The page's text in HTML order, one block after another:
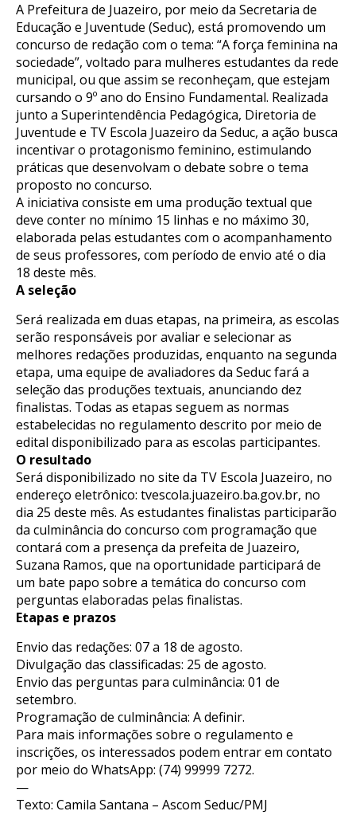
A Prefeitura de Juazeiro, por meio da Secretaria de
Educação e Juventude (Seduc), está promovendo um
concurso de redação com o tema: “A força feminina na
sociedade”, voltado para mulheres estudantes da rede
municipal, ou que assim se reconheçam, que estejam
cursando o 9º ano do Ensino Fundamental. Realizada
junto a Superintendência Pedagógica, Diretoria de
Juventude e TV Escola Juazeiro da Seduc, a ação busca
incentivar o protagonismo feminino, estimulando
práticas que desenvolvam o debate sobre o tema
proposto no concurso.
A iniciativa consiste em uma produção textual que
deve conter no mínimo 15 linhas e no máximo 30,
elaborada pelas estudantes com o acompanhamento
de seus professores, com período de envio até o dia
18 deste mês.
A seleção
Será realizada em duas etapas, na primeira, as escolas
serão responsáveis por avaliar e selecionar as
melhores redações produzidas, enquanto na segunda
etapa, uma equipe de avaliadores da Seduc fará a
seleção das produções textuais, anunciando dez
finalistas. Todas as etapas seguem as normas
estabelecidas no regulamento descrito por meio de
edital disponibilizado para as escolas participantes.
O resultado
Será disponibilizado no site da TV Escola Juazeiro, no
endereço eletrônico: tvescola.juazeiro.ba.gov.br, no
dia 25 deste mês. As estudantes finalistas participarão
da culminância do concurso com programação que
contará com a presença da prefeita de Juazeiro,
Suzana Ramos, que na oportunidade participará de
um bate papo sobre a temática do concurso com
perguntas elaboradas pelas finalistas.
Etapas e prazos
Envio das redações: 07 a 18 de agosto.
Divulgação das classificadas: 25 de agosto.
Envio das perguntas para culminância: 01 de
setembro.
Programação de culminância: A definir.
Para mais informações sobre o regulamento e
inscrições, os interessados podem entrar em contato
por meio do WhatsApp: (74) 99999 7272.
—
Texto: Camila Santana – Ascom Seduc/PMJ